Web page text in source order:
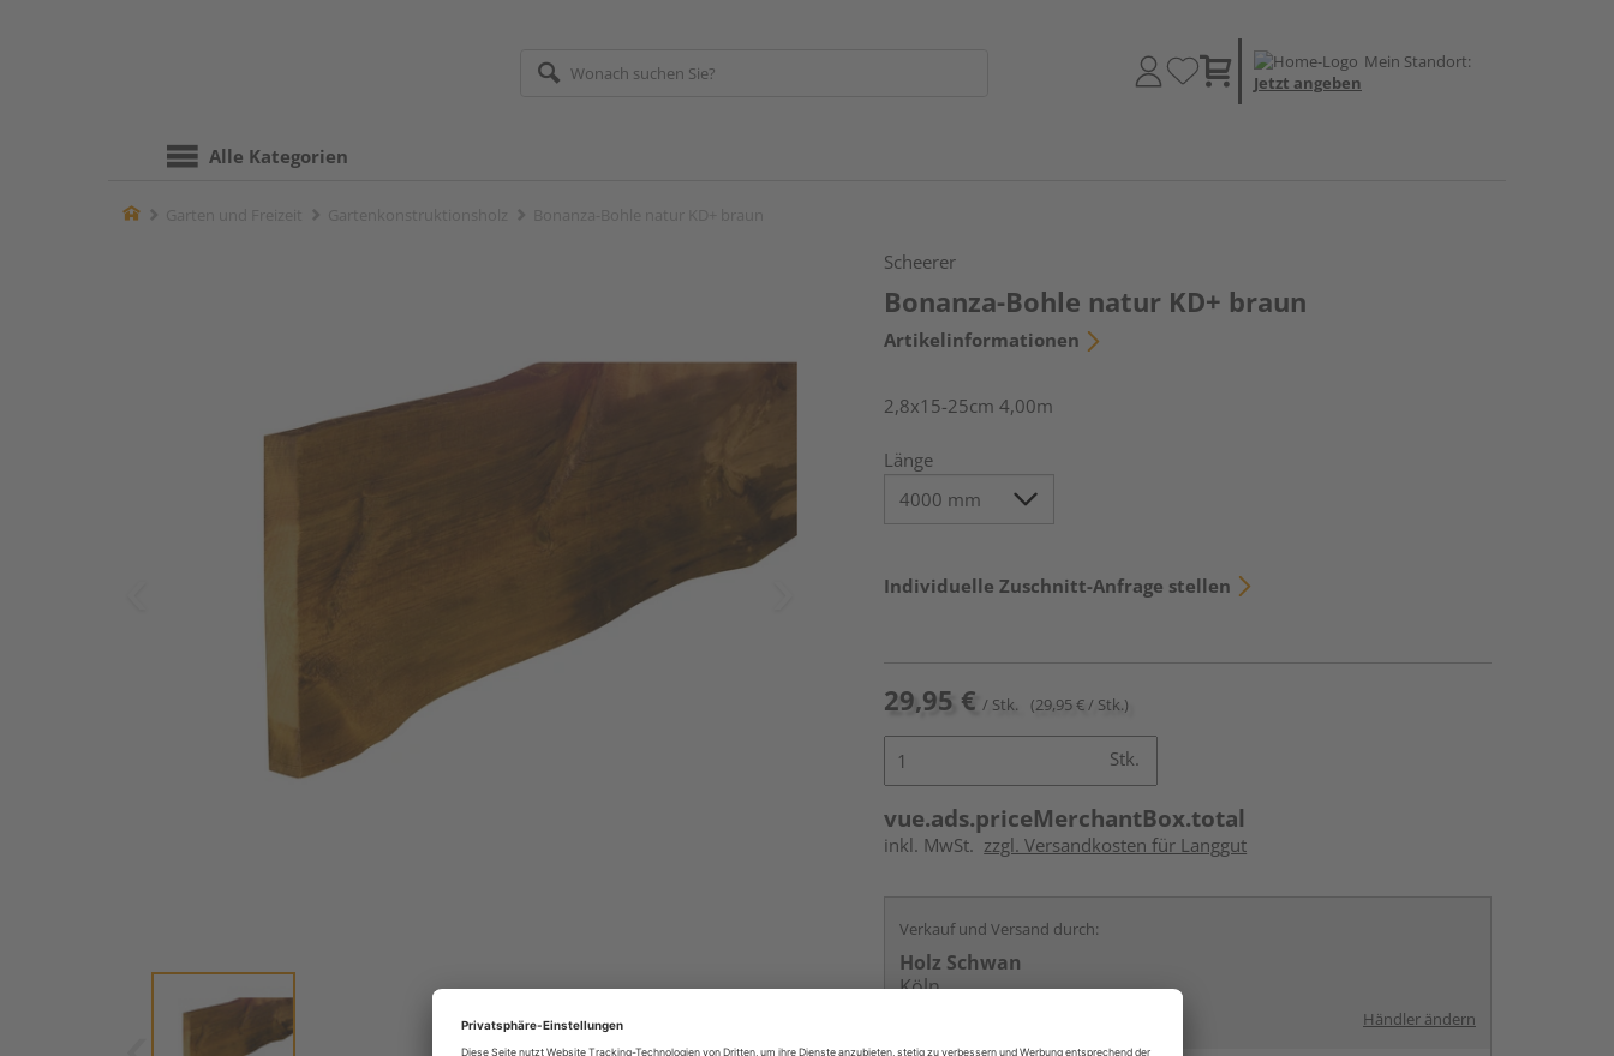
Mein Standort:
Jetzt angeben
Alle Kategorien
Home
Scheerer
Bonanza-Bohle natur KD+ braun
Artikelinformationen
2,8x15-25cm 4,00m
Länge
Individuelle Zuschnitt-Anfrage stellen
29,95 € / Stk. (29,95 € / Stk.)
Stk.
vue.ads.priceMerchantBox.total
inkl. MwSt. zzgl. Versandkosten für Langgut
Verkauf und Versand durch:
Holz Schwan
Köln
Händler ändern